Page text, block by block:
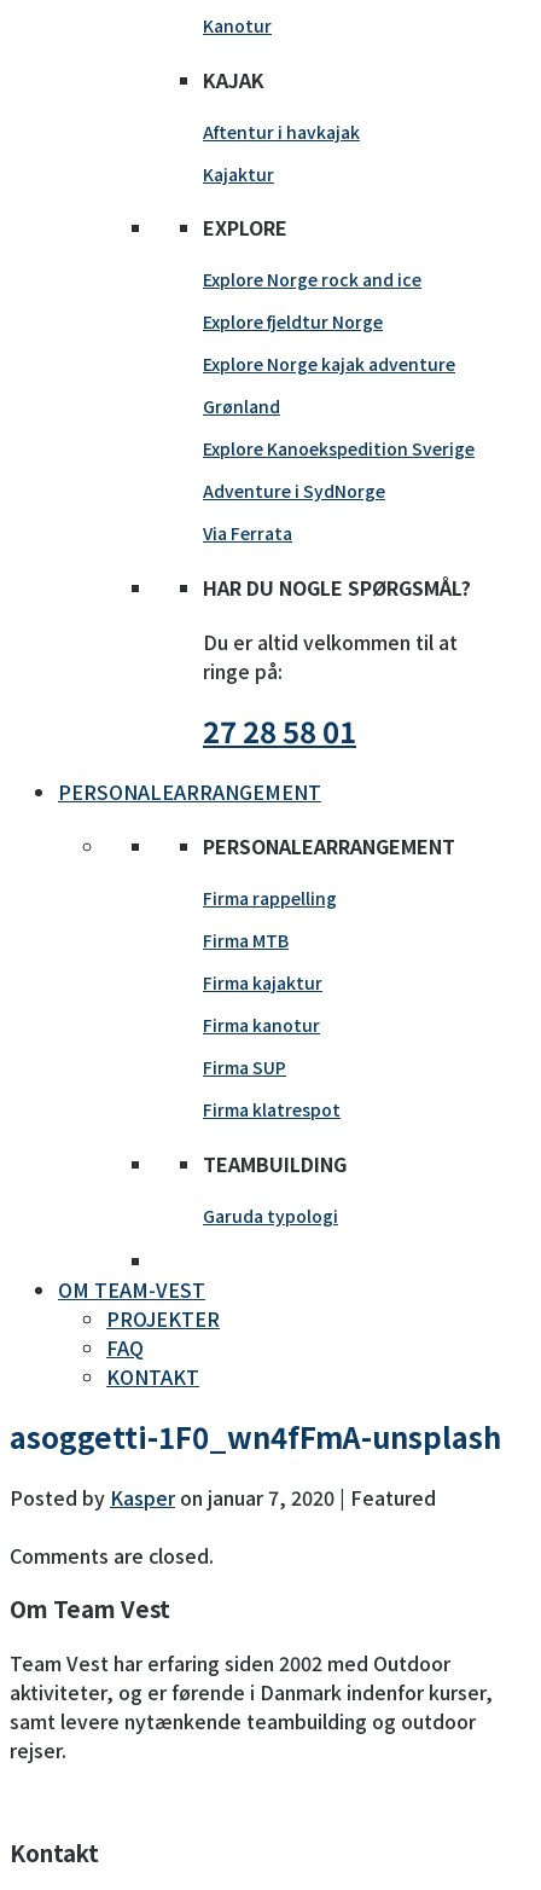
Kanotur
KAJAK
Aftentur i havkajak
Kajaktur
EXPLORE
Explore Norge rock and ice
Explore fjeldtur Norge
Explore Norge kajak adventure
Grønland
Explore Kanoekspedition Sverige
Adventure i SydNorge
Via Ferrata
HAR DU NOGLE SPØRGSMÅL?
Du er altid velkommen til at
ringe på:
27 28 58 01
PERSONALEARRANGEMENT
PERSONALEARRANGEMENT
Firma rappelling
Firma MTB
Firma kajaktur
Firma kanotur
Firma SUP
Firma klatrespot
TEAMBUILDING
Garuda typologi
OM TEAM-VEST
PROJEKTER
FAQ
KONTAKT
asoggetti-1F0_wn4fFmA-unsplash
Posted by Kasper on januar 7, 2020 | Featured
Comments are closed.
Om Team Vest
Team Vest har erfaring siden 2002 med Outdoor
aktiviteter, og er førende i Danmark indenfor kurser,
samt levere nytænkende teambuilding og outdoor
rejser.
Kontakt